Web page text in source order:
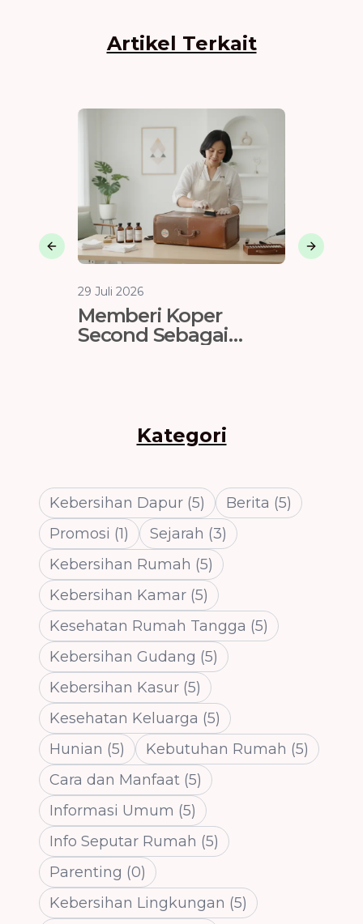
Artikel Terkait
29 Juli 2026
Memberi Koper
Second Sebagai
Previous slide Next
Kategori
Kebersihan Dapur (5) Berita (5)
Promosi (1) Sejarah (3)
Kebersihan Rumah (5)
Kebersihan Kamar (5)
Kesehatan Rumah Tangga (5)
Kebersihan Gudang (5)
Kebersihan Kasur (5)
Kesehatan Keluarga (5)
Hunian (5) Kebutuhan Rumah (5)
Cara dan Manfaat (5)
Informasi Umum (5)
Info Seputar Rumah (5)
Parenting (0)
Kebersihan Lingkungan (5)